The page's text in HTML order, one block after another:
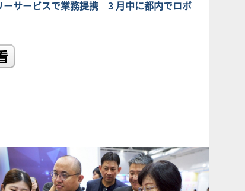
ーサービスで業務提携 3 月中に都内でロボ